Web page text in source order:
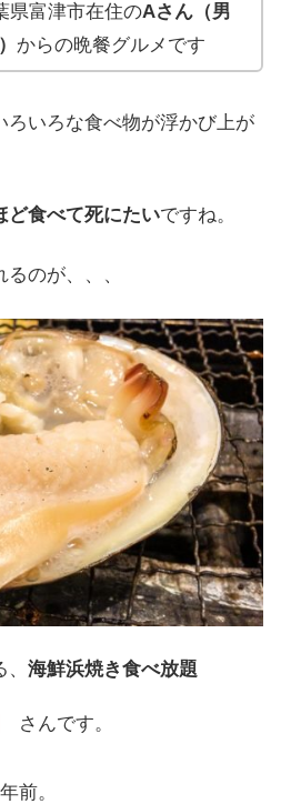
県富津市在住のAさん（男
からの晩餐グルメです
ろいろな食べ物が浮かび上が
ど食べて死にたいですね。
るのが、、、
、 海鮮浜焼き食べ放題
さんです。
前。